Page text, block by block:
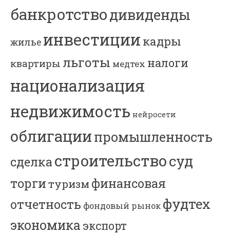
банкротстводивиденды
жилье инвестиции кадры
квартиры льготы медтех налоги
национализация
недвижимость нейросети
облигациипромышленность
сделкастроительствосуд
торгитуризм финансовая
отчетность фондовый рынок фудтех
экономика экспорт